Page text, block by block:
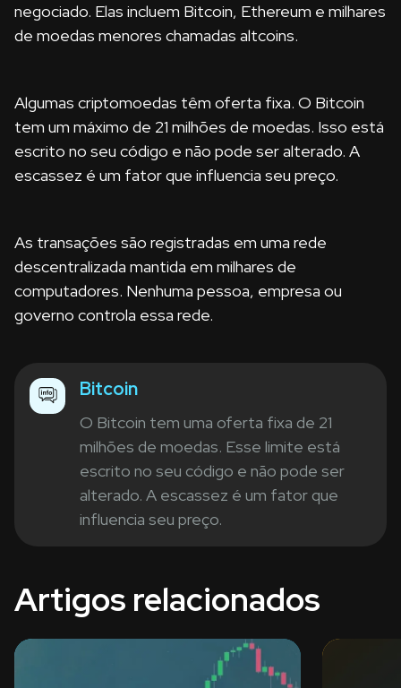
negociado. Elas incluem Bitcoin, Ethereum e milhares
de moedas menores chamadas altcoins.
Algumas criptomoedas têm oferta fixa. O Bitcoin
tem um máximo de 21 milhões de moedas. Isso está
escrito no seu código e não pode ser alterado. A
escassez é um fator que influencia seu preço.
As transações são registradas em uma rede
descentralizada mantida em milhares de
computadores. Nenhuma pessoa, empresa ou
governo controla essa rede.
Bitcoin
O Bitcoin tem uma oferta fixa de 21
milhões de moedas. Esse limite está
escrito no seu código e não pode ser
alterado. A escassez é um fator que
influencia seu preço.
Artigos relacionados